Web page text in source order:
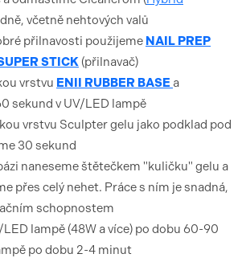
včetně nehtových valů
přilnavosti použijeme NAIL PREP
STICK (přilnavač)
vrstvu ENII RUBBER BASE a
sekund v UV/LED lampě
vrstvu Sculpter gelu jako podklad pod
30 sekund
naneseme štětečkem "kuličku" gelu a
přes celý nehet. Práce s ním je snadná,
schopnostem
lampě (48W a více) po dobu 60-90
po dobu 2-4 minut